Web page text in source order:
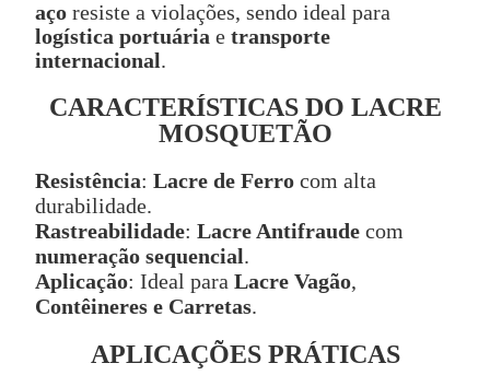
aço resiste a violações, sendo ideal para
logística portuária e transporte
internacional.
CARACTERÍSTICAS DO LACRE
MOSQUETÃO
Resistência: Lacre de Ferro com alta
durabilidade.
Rastreabilidade: Lacre Antifraude com
numeração sequencial.
Aplicação: Ideal para Lacre Vagão,
Contêineres e Carretas.
APLICAÇÕES PRÁTICAS